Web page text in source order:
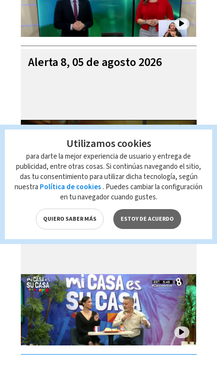
Alerta 8, 05 de agosto 2026
Mi Casa es su Casa, 05 de
agosto 2026
Utilizamos cookies
para darte la mejor experiencia de usuario y entrega de
publicidad, entre otras cosas. Si continúas navegando el sitio,
das tu consentimiento para utilizar dicha tecnología, según
nuestra Política de cookies . Puedes cambiar la configuración
en tu navegador cuando gustes.
QUIERO SABER MÁS ESTOY DE ACUERDO